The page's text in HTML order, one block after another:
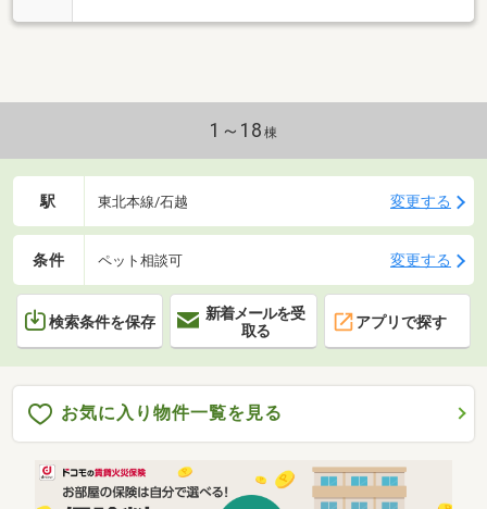
1～18 棟
駅 東北本線/石越 変更する
条件 ペット相談可 変更する
検索条件を保存
新着メールを受
取る
アプリで探す
お気に入り物件一覧を見る